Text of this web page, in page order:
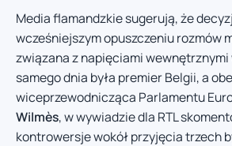
Media flamandzkie sugerują, że
wcześniejszym opuszczeniu rozmów
związana z napięciami wewnętrznymi
samego dnia była premier Belgii, a
wiceprzewodnicząca Parlamentu
Wilmès, w wywiadzie dla RTL
kontrowersje wokół przyjęcia trzech